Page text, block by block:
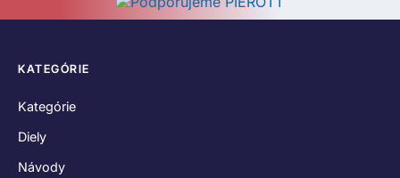
KATEGÓRIE
Kategórie
Diely
Návody